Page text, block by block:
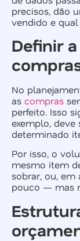
precisos, dão
vendido e
Definir
No
as compras
perfeito. Isso
exemplo,
determinado
Por isso, o
mesmo item
sobrar, ou, em
pouco — mas